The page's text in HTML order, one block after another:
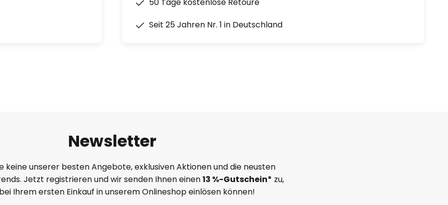
Seit 25 Jahren Nr. 1 in Deutschland
Newsletter
keine unserer besten Angebote, exklusiven Aktionen und die neusten
Jetzt registrieren und wir senden Ihnen einen13 %-Gutschein* zu,
Ihrem ersten Einkauf in unserem Onlineshop einlösen können!